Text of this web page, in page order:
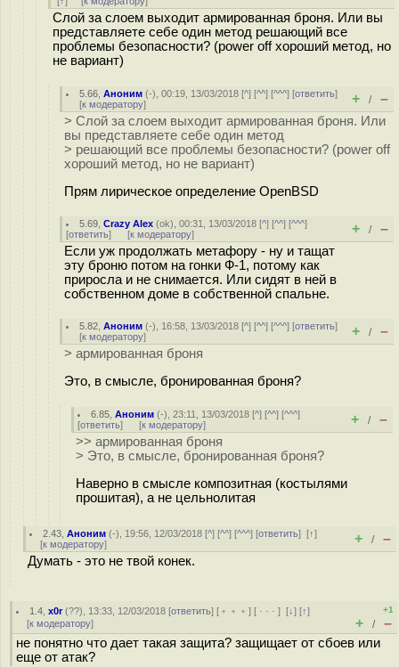
Слой за слоем выходит армированная броня. Или вы
представляете себе один метод решающий все
проблемы безопасности? (power off хороший метод, но
не вариант)
5.66 ,Аноним (-), 00:19, 13/03/2018 [^] [^^] [^^^] [ответить]
[к модератору] + / –
> Слой за слоем выходит армированная броня. Или
вы представляете себе один метод
> решающий все проблемы безопасности? (power off
хороший метод, но не вариант)
Прям лирическое определение OpenBSD
5.69 ,Crazy Alex (ok), 00:31, 13/03/2018 [^] [^^] [^^^]
[ответить] [к модератору] + / –
Если уж продолжать метафору - ну и тащат
эту броню потом на гонки Ф-1, потому как
приросла и не снимается. Или сидят в ней в
собственном доме в собственной спальне.
5.82 ,Аноним (-), 16:58, 13/03/2018 [^] [^^] [^^^] [ответить]
[к модератору] + / –
> армированная броня
Это, в смысле, бронированная броня?
6.85 ,Аноним (-), 23:11, 13/03/2018 [^] [^^] [^^^]
[ответить] [к модератору] + / –
>> армированная броня
> Это, в смысле, бронированная броня?
Наверно в смысле композитная (костылями
прошитая), а не цельнолитая
2.43 ,Аноним (-), 19:56, 12/03/2018 [^] [^^] [^^^] [ответить][↑]
[к модератору] + / –
Думать - это не твой конек.
1.4 ,x0r(??), 13:33, 12/03/2018 [ответить] [ ﹢﹢﹢] [ · · ·][↓] [↑]
[к модератору]
+1
+ / –
не понятно что дает такая защита? защищает от сбоев или
еще от атак?